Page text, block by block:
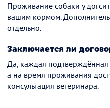
Проживание собаки у
вашим кормом.
отдельно.
Заключается ли
Да, каждая
а на время проживания
консультация ветеринара.